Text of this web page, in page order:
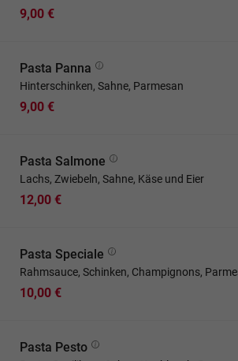
9,00 €
Pasta Panna
Hinterschinken, Sahne, Parmesan
9,00 €
Pasta Salmone
Lachs, Zwiebeln, Sahne, Käse und Eier
12,00 €
Pasta Speciale
Rahmsauce, Schinken, Champignons,
10,00 €
Pasta Pesto